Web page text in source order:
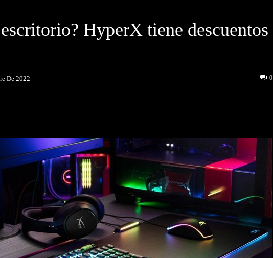
HyperX tiene descuentos
De 2022 0